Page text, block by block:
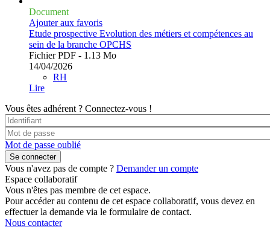
Document
Ajouter aux favoris
Etude prospective Evolution des métiers et compétences au
sein de la branche OPCHS
Fichier PDF - 1.13 Mo
14/04/2026
RH
Lire
Vous êtes adhérent ? Connectez-vous !
Mot de passe oublié
Vous n'avez pas de compte ? Demander un compte
Espace collaboratif
Vous n'êtes pas membre de cet espace.
Pour accéder au contenu de cet espace collaboratif, vous devez en
effectuer la demande via le formulaire de contact.
Nous contacter